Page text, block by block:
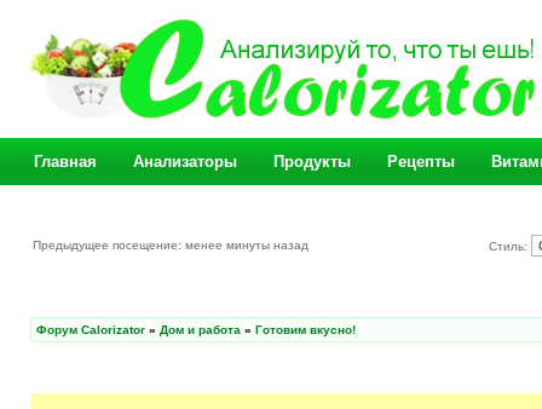
Главная Анализаторы Продукты Рецепты
Предыдущее посещение: менее минуты назад Стиль:
Форум Calorizator » Дом и работа » Готовим вкусно!